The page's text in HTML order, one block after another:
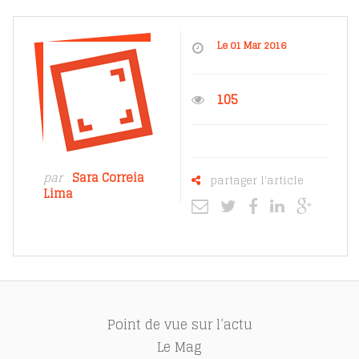
par Sara Correia
Lima
Le 01 Mar 2016
105
partager l'article
Point de vue sur l’actu
Le Mag